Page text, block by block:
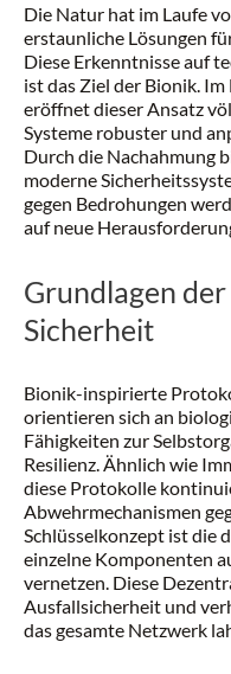
Die Natur hat im Laufe
erstaunliche Lösungen
Diese Erkenntnisse auf
ist das Ziel der Bionik.
eröffnet dieser Ansatz
Systeme robuster und
Durch die Nachahmung
moderne
gegen Bedrohungen
auf neue
Grundlagen
Sicherheit
Bionik-inspirierte
orientieren sich an
Fähigkeiten zur
Resilienz. Ähnlich wie
diese Protokolle
Abwehrmechanismen
Schlüsselkonzept ist die
einzelne Komponenten
vernetzen. Diese
Ausfallsicherheit und
das gesamte Netzwerk